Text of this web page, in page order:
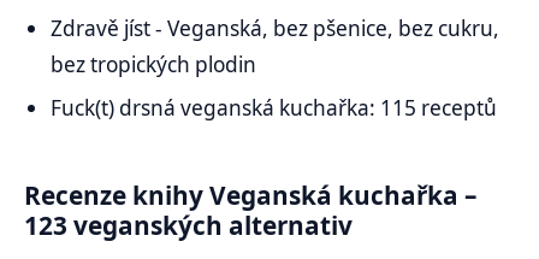
Zdravě jíst - Veganská, bez pšenice, bez cukru,
bez tropických plodin
Fuck(t) drsná veganská kuchařka: 115 receptů
Recenze knihy Veganská kuchařka –
123 veganských alternativ